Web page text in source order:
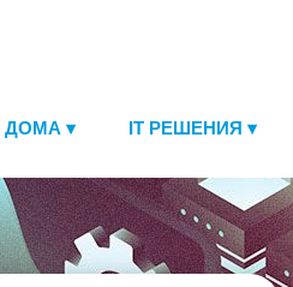
ДОМА ▾ IT РЕШЕНИЯ ▾